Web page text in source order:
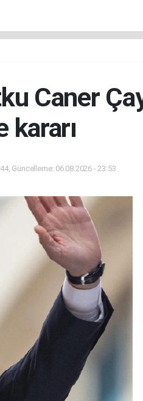
Caner
kararı
Güncelleme: 06.08.2026 - 23:53